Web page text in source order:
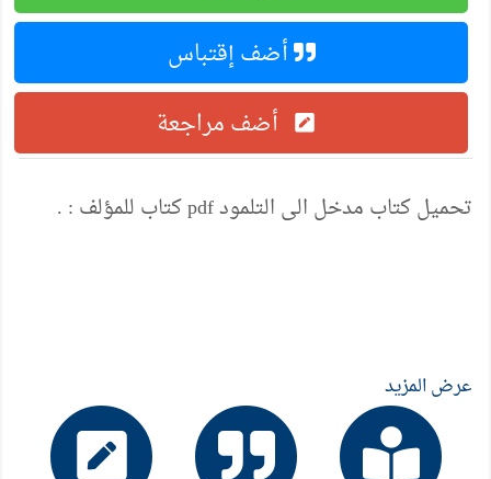
أضف إقتباس
أضف مراجعة
تحميل كتاب مدخل الى التلمود pdf كتاب للمؤلف : .
عرض المزيد